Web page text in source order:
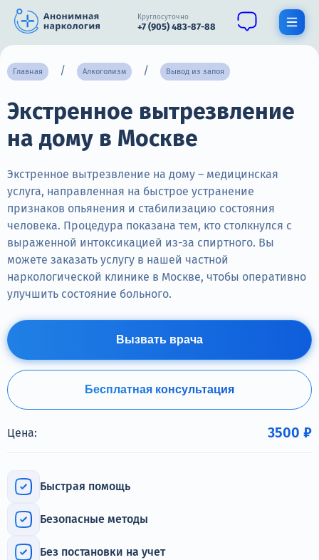
Круглосуточно
+7 (905) 483-87-88
О нас
Наркомания
Нарколог
Стационар
Психиатрия
Цены
Терапия
Контакты
Круглосуточно, анонимно
Адрес call-центра
Москва, 1-й Новокузнецкий переулок, 10с1
Главная Алкоголизм Вывод из запоя
Экстренное вытрезвление
на дому в Москве
Экстренное вытрезвление на дому – медицинская
услуга, направленная на быстрое устранение
признаков опьянения и стабилизацию состояния
человека. Процедура показана тем, кто столкнулся с
выраженной интоксикацией из-за спиртного. Вы
можете заказать услугу в нашей частной
наркологической клинике в Москве, чтобы оперативно
улучшить состояние больного.
Вызвать врача
Бесплатная консультация
Цена: 3500 ₽
Быстрая помощь
Безопасные методы
Без постановки на учет